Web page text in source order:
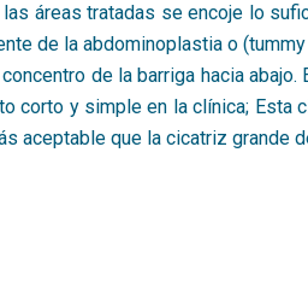
áreas tratadas se encoje lo
de la abdominoplastia o
de la barriga hacia
corto y simple en la clínica; Esta
aceptable que la cicatriz grande